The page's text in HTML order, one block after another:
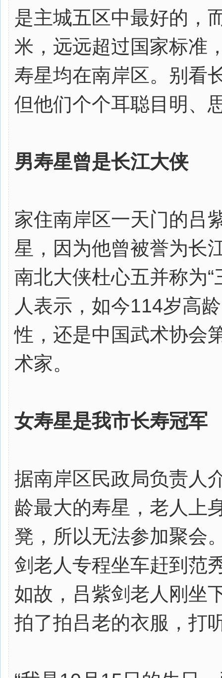
是主城五区中最好的，
米，远远超过国家标准
寿星均在南岸区。别看
但他们个个耳聪目明、
男寿星曾是长江大侠
家住南岸区一天门的吕
星，因为他曾被誉为长
南北大侠杜心五并称为
人表示，如今114岁高
性，还是中国武术协会
术家。
女寿星是我市长寿冠军
据南岸区民政局负责人
龄最大的寿星，老人上
凳，所以无法参加聚会
剑老人专程坐车赶到范
如故，吕紫剑老人刚坐
拍了拍吕老的衣服，打